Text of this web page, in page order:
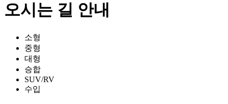
오시는 길 안내
소형
중형
대형
승합
SUV/RV
수입